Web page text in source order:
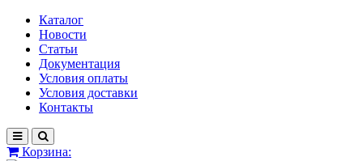
Каталог
Новости
Статьи
Документация
Условия оплаты
Условия доставки
Контакты
Корзина: